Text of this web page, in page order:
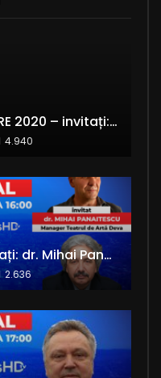
ALEGERI PARLAMENTARE 2020 – invitați: Ionela Florea și Emanuel Valentin Crișan – RE:Start România
4.940
INTERES LOCAL – invitați: dr. Mihai Panaitescu – Manager Teatrul de Artă Deva și Alexandru Grecu
2.636